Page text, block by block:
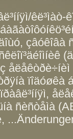
êë³ìàò-
çâóêîâà
ïîäóøêà
ñèñòåìà